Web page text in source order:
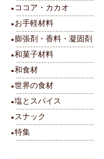
■ ココア・カカオ
■ お手軽材料
■ 膨張剤・香料・凝固剤
■ 和菓子材料
■ 和食材
■ 世界の食材
■ 塩とスパイス
■ スナック
■ 特集